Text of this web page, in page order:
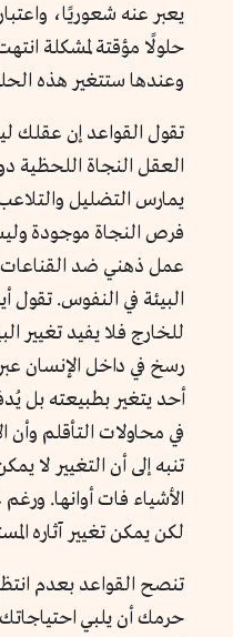
يعبر عنه شعوريًا،
حلولًا مؤقتة لمشكلة
وعندها ستتغير هذه
تقول القواعد إن عقلك
العقل النجاة اللحظية
يمارس التضليل
فرص النجاة موجودة
عمل ذهني ضد القناعات
البيئة في النفوس. تقول
للخارج فلا يفيد تغيير
رسخ في داخل الإنسان
أحد يتغير بطبيعته بل
في محاولات التأقلم
تنبه إلى أن التغيير
الأشياء فات أوانها. ورغم
لكن يمكن تغيير آثاره
تنصح القواعد بعدم
حرمك أن يلبي